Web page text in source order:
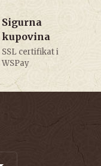
Sigurna
kupovina
SSL certifikat i
WSPay